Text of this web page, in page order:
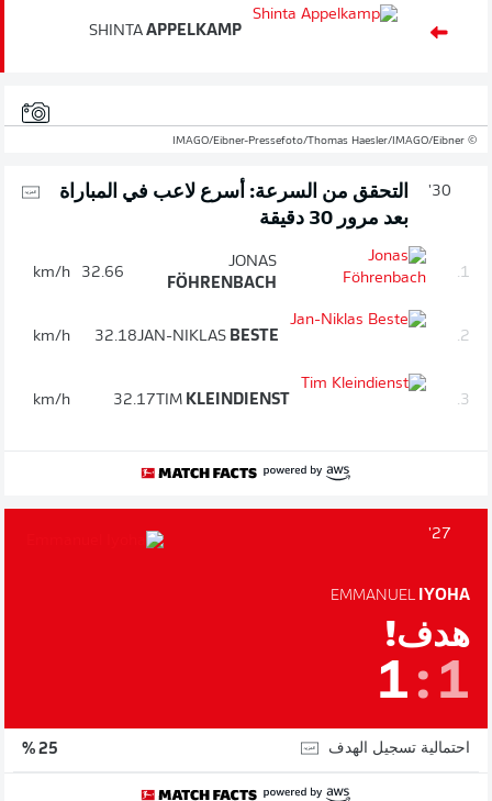
SHINTA APPELKAMP
© IMAGO/Eibner-Pressefoto/Thomas Haesler/IMAGO/Eibner
30'
التحقق من السرعة: أسرع لاعب في المباراة
بعد مرور 30 دقيقة
1.
JONAS
FÖHRENBACH
32.66
km/h
2.
JAN-NIKLAS BESTE
32.18
km/h
3.
TIM KLEINDIENST
32.17
km/h
27'
EMMANUEL IYOHA
هدف!
1: 1
احتمالية تسجيل الهدف 25 %